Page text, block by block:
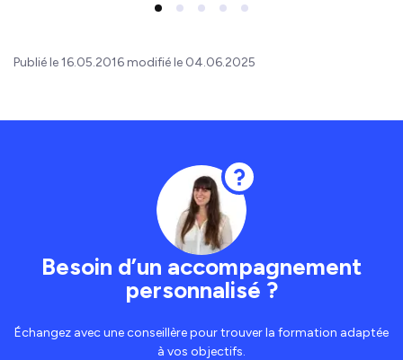
Publié le 16.05.2016 modifié le 04.06.2025
Besoin d’un accompagnement
personnalisé ?
Échangez avec une conseillère pour trouver la formation adaptée
à vos objectifs.